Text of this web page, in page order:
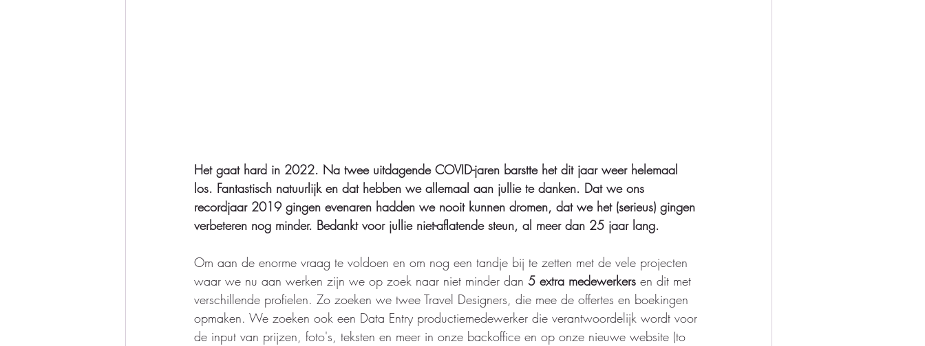
Het gaat hard in 2022. Na twee uitdagende COVID-jaren barstte het dit jaar weer helemaal
los. Fantastisch natuurlijk en dat hebben we allemaal aan jullie te danken. Dat we ons
recordjaar 2019 gingen evenaren hadden we nooit kunnen dromen, dat we het (serieus) gingen
verbeteren nog minder. Bedankt voor jullie niet-aflatende steun, al meer dan 25 jaar lang.
Om aan de enorme vraag te voldoen en om nog een tandje bij te zetten met de vele projecten
waar we nu aan werken zijn we op zoek naar niet minder dan 5 extra medewerkers en dit met
verschillende profielen. Zo zoeken we twee Travel Designers, die mee de offertes en boekingen
opmaken. We zoeken ook een Data Entry productiemedewerker die verantwoordelijk wordt voor
de input van prijzen, foto's, teksten en meer in onze backoffice en op onze nieuwe website (to